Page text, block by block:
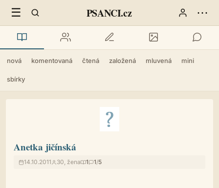
☰ PSANCI.cz ⋯
nová komentovaná čtená založená mluvená mini
sbírky
Anetka jičínská
14.10.2011 30, žena 1 1/5